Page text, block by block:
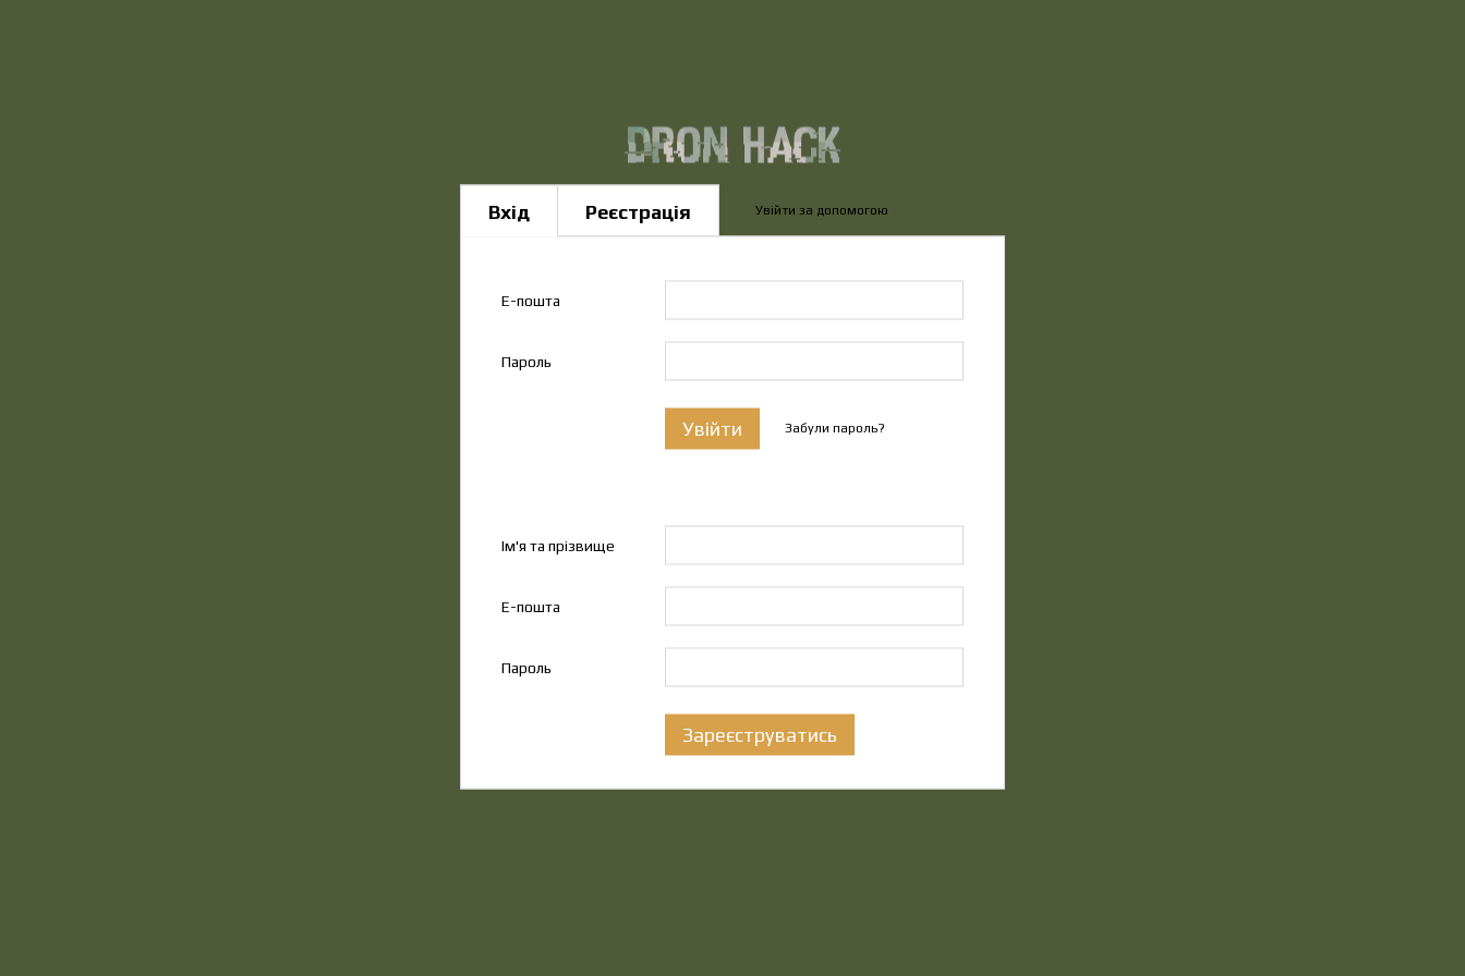
Вхід Реєстрація Увійти за допомогою
Е-пошта
Пароль
Увійти Забули пароль?
Ім'я та прізвище
Е-пошта
Пароль
Зареєструватись